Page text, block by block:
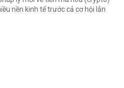
nền kinh tế trước cả cơ hội lẫn